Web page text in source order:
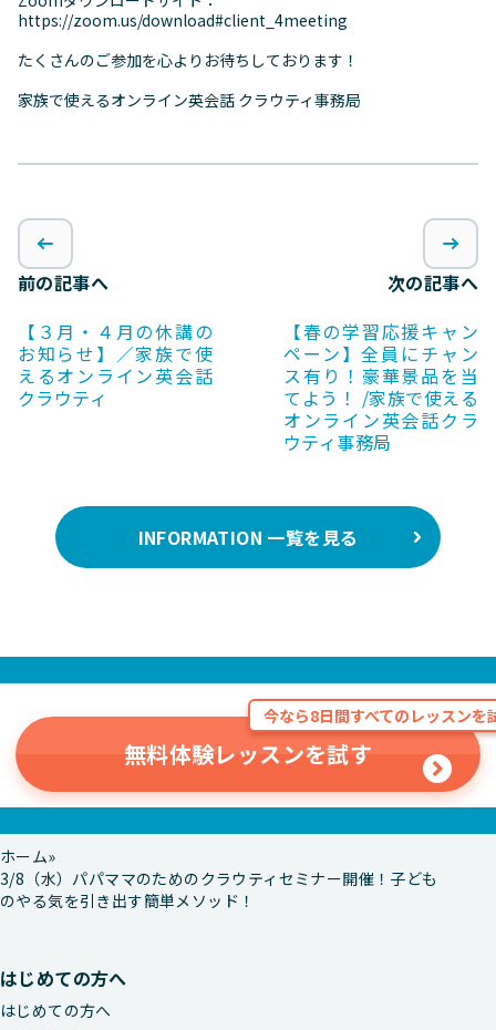
https://zoom.us/download#client_4meeting
たくさんのご参加を心よりお待ちしております！
家族で使えるオンライン英会話 クラウティ事務局
前の記事へ
【３月・４月の休講の
お知らせ】／家族で使
えるオンライン英会話
クラウティ
次の記事へ
【春の学習応援キャン
ペーン】全員にチャン
ス有り！豪華景品を当
てよう！ /家族で使える
オンライン英会話クラ
ウティ事務局
INFORMATION 一覧を見る
今なら8日間すべてのレッスンを
無料体験レッスンを試す
ホーム
3/8（水）パパママのためのクラウティセミナー開催！子ども
のやる気を引き出す簡単メソッド！
はじめての方へ
はじめての方へ